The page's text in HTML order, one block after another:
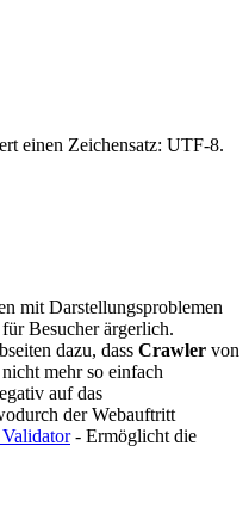
einen Zeichensatz: UTF-8.
mit Darstellungsproblemen
Besucher ärgerlich.
dazu, dass Crawler von
mehr so einfach
auf das
der Webauftritt
- Ermöglicht die